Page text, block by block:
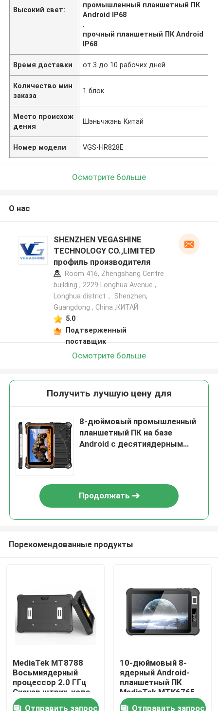
Продукция
О Компании
Высокий свет:
промышленный планшетный ПК
Android IP68
,
прочный планшетный ПК Android
IP68
Время доставки от 3 до 10 рабочих дней
Количество мин
заказа
1 блок
Место происхож
дения
Шэньчжэнь Китай
Номер модели VGS-HR828E
Осмотрите больше
О нас
SHENZHEN VEGASHINE
TECHNOLOGY CO.,LIMITED
профиль производителя
Room 416, Zhengshang Centre
building , 2229 Longhua Avenue ,
Longhua district， Shenzhen,
Guangdong , China ,КИТАЙ
5.0
Подтверженный
поставщик
Осмотрите больше
Получить лучшую цену для
8-дюймовый промышленный
планшетный ПК на базе
Android с десятиядерным
Продолжать
Порекомендованные продукты
MediaTek MT8788
Восьмиядерный
процессор 2.0 ГГц
Сканер штрих-кода
Распознавание лица
Отправить запрос
10-дюймовый 8-
ядерный Android-
планшетный ПК
MediaTek MTK6765
прочный со
Отправить запрос